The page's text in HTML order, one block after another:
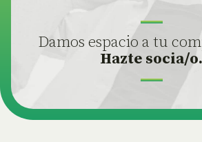
Damos espacio a tu
Hazte socia/o.